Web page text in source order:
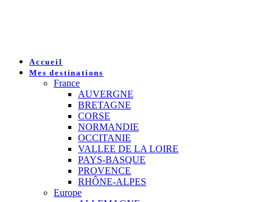
Accueil
Mes destinations
France
AUVERGNE
BRETAGNE
CORSE
NORMANDIE
OCCITANIE
VALLEE DE LA LOIRE
PAYS-BASQUE
PROVENCE
RHÔNE-ALPES
Europe